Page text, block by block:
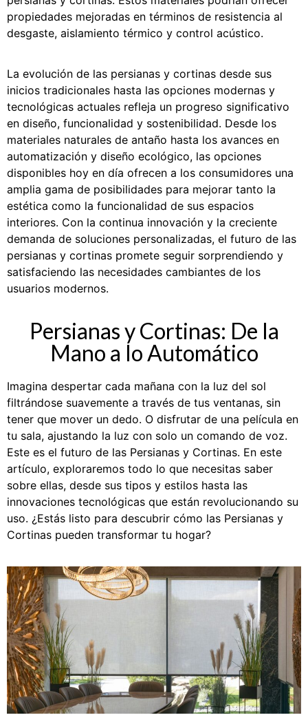
propiedades mejoradas en términos de resistencia al
desgaste, aislamiento térmico y control acústico.
La evolución de las persianas y cortinas desde sus
inicios tradicionales hasta las opciones modernas y
tecnológicas actuales refleja un progreso significativo
en diseño, funcionalidad y sostenibilidad. Desde los
materiales naturales de antaño hasta los avances en
automatización y diseño ecológico, las opciones
disponibles hoy en día ofrecen a los consumidores una
amplia gama de posibilidades para mejorar tanto la
estética como la funcionalidad de sus espacios
interiores. Con la continua innovación y la creciente
demanda de soluciones personalizadas, el futuro de las
persianas y cortinas promete seguir sorprendiendo y
satisfaciendo las necesidades cambiantes de los
usuarios modernos.
Persianas y Cortinas: De la
Mano a lo Automático
Imagina despertar cada mañana con la luz del sol
filtrándose suavemente a través de tus ventanas, sin
tener que mover un dedo. O disfrutar de una película en
tu sala, ajustando la luz con solo un comando de voz.
Este es el futuro de las Persianas y Cortinas. En este
artículo, exploraremos todo lo que necesitas saber
sobre ellas, desde sus tipos y estilos hasta las
innovaciones tecnológicas que están revolucionando su
uso. ¿Estás listo para descubrir cómo las Persianas y
Cortinas pueden transformar tu hogar?